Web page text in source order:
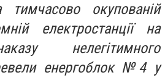
окупованій
електростанції на
нелегітимного
енергоблок №4 у